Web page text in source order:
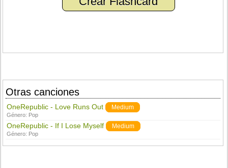
Otras canciones
OneRepublic - Love Runs Out Medium
Género: Pop
OneRepublic - If I Lose Myself Medium
Género: Pop